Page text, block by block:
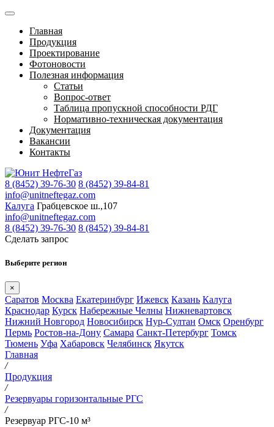
Главная
Продукция
Проектирование
Фотоновости
Полезная информация
Статьи
Вопрос-ответ
Таблица пропускной способности РДГ
Нормативно-техническая документация
Документация
Вакансии
Контакты
8 (8452) 39-76-30 8 (8452) 39-84-81
info@unitneftegaz.com
Калуга Грабцевское ш.,107
info@unitneftegaz.com
8 (8452) 39-76-30 8 (8452) 39-84-81
Сделать запрос
Выберите регион
×
Саратов Москва Екатеринбург Ижевск Казань Калуга
Краснодар Курск Набережные Челны Нижневартовск
Нижний Новгород Новосибирск Нур-Султан Омск Оренбург
Пермь Ростов-на-Дону Самара Санкт-Петербург Томск
Тюмень Уфа Хабаровск Челябинск Якутск
Главная
/
Продукция
/
Резервуары горизонтальные РГС
/
Резервуар РГС-10 м³